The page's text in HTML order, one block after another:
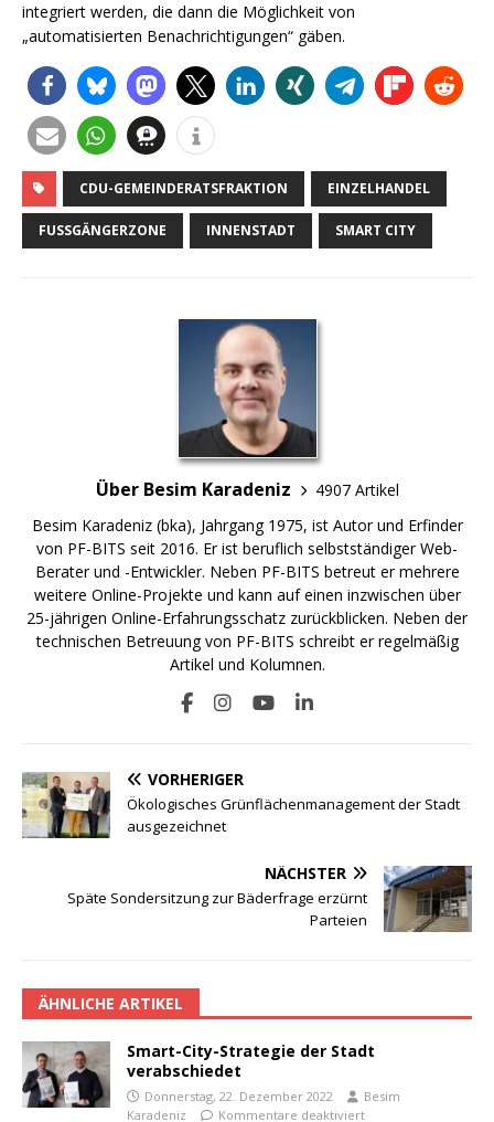
integriert werden, die dann die Möglichkeit von
„automatisierten Benachrichtigungen“ gäben.
CDU-GEMEINDERATSFRAKTION EINZELHANDEL
FUSSGÄNGERZONE INNENSTADT SMART CITY
Über Besim Karadeniz
4907 Artikel
Besim Karadeniz (bka), Jahrgang 1975, ist Autor und Erfinder
von PF-BITS seit 2016. Er ist beruflich selbstständiger Web-
Berater und -Entwickler. Neben PF-BITS betreut er mehrere
weitere Online-Projekte und kann auf einen inzwischen über
25-jährigen Online-Erfahrungsschatz zurückblicken. Neben der
technischen Betreuung von PF-BITS schreibt er regelmäßig
Artikel und Kolumnen.
VORHERIGER
Ökologisches Grünflächenmanagement der Stadt
ausgezeichnet
NÄCHSTER
Späte Sondersitzung zur Bäderfrage erzürnt
Parteien
ÄHNLICHE ARTIKEL
Smart-City-Strategie der Stadt
verabschiedet
Donnerstag, 22. Dezember 2022
Besim
Karadeniz
Kommentare deaktiviert